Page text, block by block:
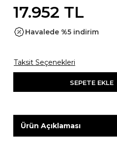
17.952 TL
Havalede %5 indirim
Taksit Seçenekleri
SEPETE EKLE
Ürün Açıklaması